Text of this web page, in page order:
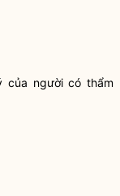
người có thẩm